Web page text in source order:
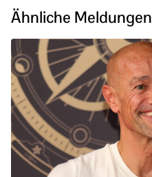
Ähnliche Meldungen